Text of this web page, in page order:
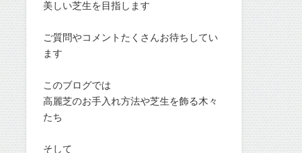
美しい芝生を目指します
ご質問やコメントたくさんお待ちしてい
ます
このブログでは
高麗芝のお手入れ方法や芝生を飾る木々
たち
そして